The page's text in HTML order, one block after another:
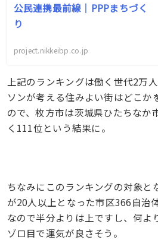
公民連携最前線｜PPPまちづく
り
project.nikkeibp.co.jp
上記のランキングは働く世代2万
ソンが考える住みよい街はどこか
ので、枚方市は茨城県ひたちなか
く111位という結果に。
ちなみにこのランキングの対象と
が20人以上となった市区366自治
なので半分よりは上ですし、何よ
ゾロ目で運気が良さそう。